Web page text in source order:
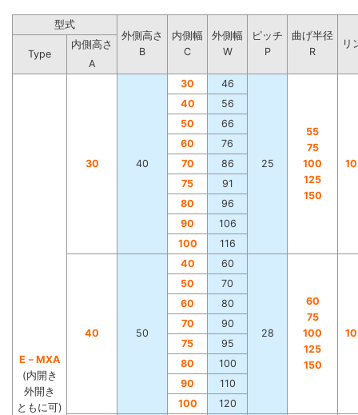
型式
外側高さ
B
内側幅
C
外側幅
W
ピッチ
P
曲げ半径
R
リ
Type
内側高さ
A
E－MXA
(内開き
外開き
ともに可)
30 40
30 46
25
55
75
100
125
150
40
56
50
66
60
76
70
86
75
91
80
96
90
106
100
116
40 50
40 60
28
60
75
100
125
150
50
70
60
80
70
90
75
95
80
100
90
110
100
120